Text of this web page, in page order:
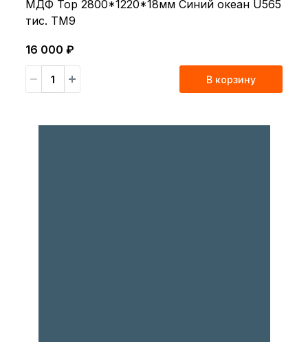
МДФ Top 2800*1220*18мм Синий океан U565
тис. TM9
16 000 ₽
В корзину